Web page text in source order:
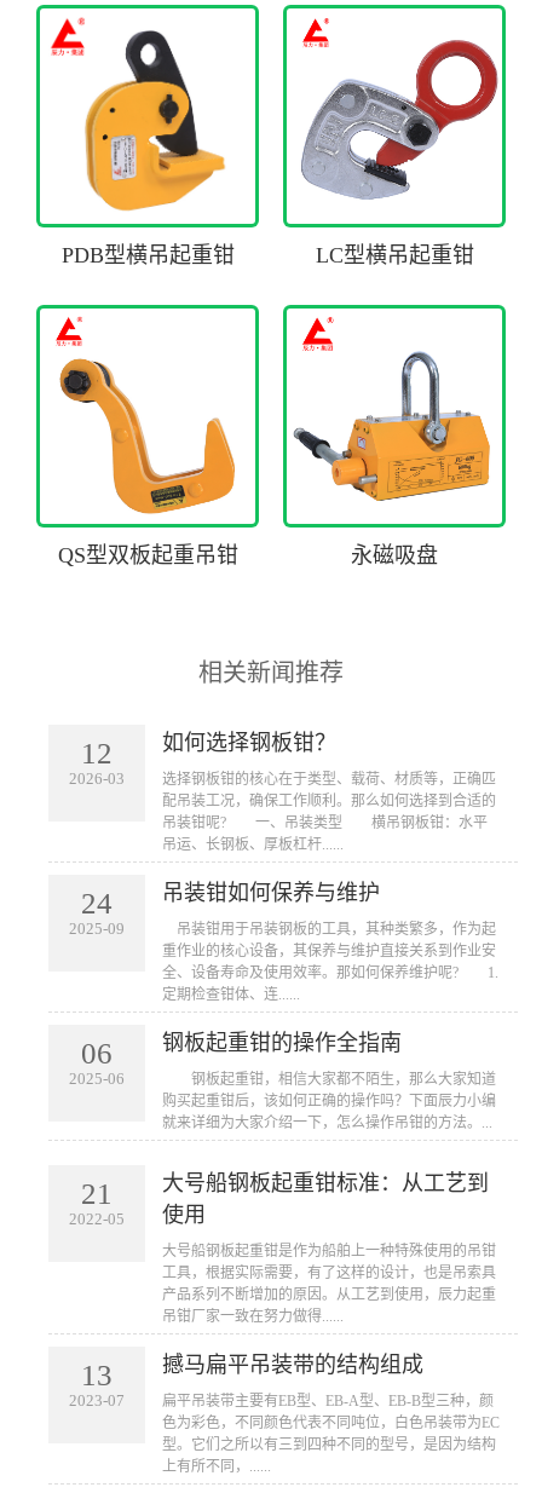
PDB型横吊起重钳 LC型横吊起重钳
QS型双板起重吊钳 永磁吸盘
相关新闻推荐
12
2026-03
如何选择钢板钳？
​选择钢板钳的核心在于类型、载荷、材质等，正确匹
配吊装工况，确保工作顺利。那么如何选择到合适的
吊装钳呢? 一、吊装类型 横吊钢板钳：水平
吊运、长钢板、厚板杠杆......
24
2025-09
吊装钳如何保养与维护
​ 吊装钳用于吊装钢板的工具，其种类繁多，作为起
重作业的核心设备，其保养与维护直接关系到作业安
全、设备寿命及使用效率。那如何保养维护呢? 1.
定期检查钳体、连......
06
2025-06
钢板起重钳的操作全指南
​ 钢板起重钳，相信大家都不陌生，那么大家知道
购买起重钳后，该如何正确的操作吗？下面辰力小编
就来详细为大家介绍一下，怎么操作吊钳的方法。...
21
2022-05
大号船钢板起重钳标准：从工艺到
使用
大号船钢板起重钳是作为船舶上一种特殊使用的吊钳
工具，根据实际需要，有了这样的设计，也是吊索具
产品系列不断增加的原因。从工艺到使用，辰力起重
吊钳厂家一致在努力做得......
13
2023-07
撼马扁平吊装带的结构组成
扁平吊装带主要有EB型、EB-A型、EB-B型三种，颜
色为彩色，不同颜色代表不同吨位，白色吊装带为EC
型。它们之所以有三到四种不同的型号，是因为结构
上有所不同，......